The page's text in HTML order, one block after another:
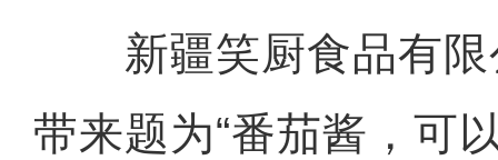
新疆笑厨食品有限
带来题为“番茄酱，可